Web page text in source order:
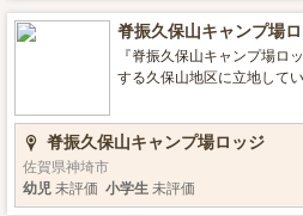
8/31）、年末年始（12/29-
29-5/5） ■設備 売店、電源、キャンピングカーエリア、
デイキャンプエリア、フリ
イレ ■ロケーション 高原、星空がきれい ■宿泊について
脊振久保山キャンプ場
『脊振久保山キャンプ場ロ
する久保山地区に立地して
遠望できます。 当施設周辺は、佐賀市中心部や福岡市中
心部から車で1時間程度で
た周辺には、脊振神社や後
蛤水道など先人の偉業の跡
脊振久保山キャンプ場ロッジ
佐賀県神埼市
幼児 未評価 小学生 未評価